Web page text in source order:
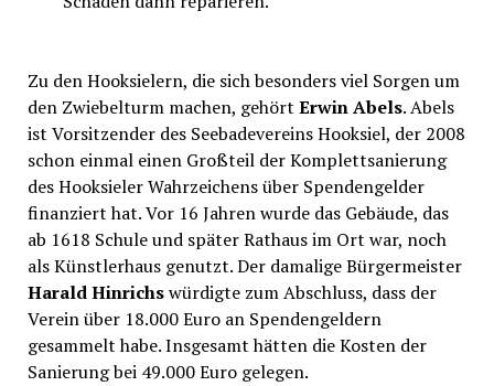
Zu den Hooksielern, die sich besonders viel Sorgen um
den Zwiebelturm machen, gehört Erwin Abels. Abels
ist Vorsitzender des Seebadevereins Hooksiel, der 2008
schon einmal einen Großteil der Komplettsanierung
des Hooksieler Wahrzeichens über Spendengelder
finanziert hat. Vor 16 Jahren wurde das Gebäude, das
ab 1618 Schule und später Rathaus im Ort war, noch
als Künstlerhaus genutzt. Der damalige Bürgermeister
Harald Hinrichswürdigte zum Abschluss, dass der
Verein über 18.000 Euro an Spendengeldern
gesammelt habe. Insgesamt hätten die Kosten der
Sanierung bei 49.000 Euro gelegen.